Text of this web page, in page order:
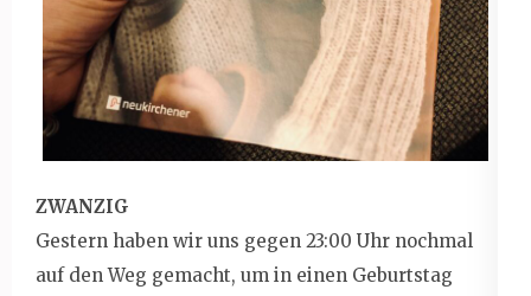
ZWANZIG
Gestern haben wir uns gegen 23:00 Uhr nochmal
auf den Weg gemacht, um in einen Geburtstag